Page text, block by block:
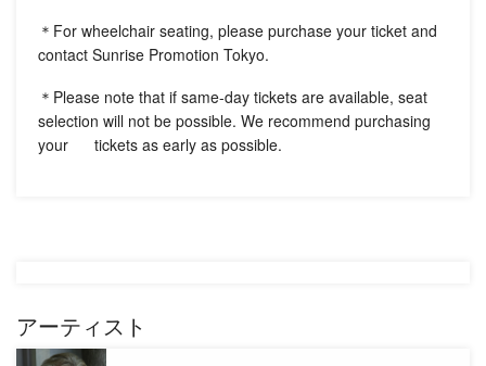
＊For wheelchair seating, please purchase your ticket and
contact Sunrise Promotion Tokyo.
＊Please note that if same-day tickets are available, seat
selection will not be possible. We recommend purchasing
your tickets as early as possible.
アーティスト